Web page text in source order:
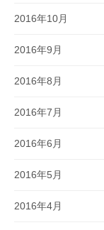
2016年10月
2016年9月
2016年8月
2016年7月
2016年6月
2016年5月
2016年4月